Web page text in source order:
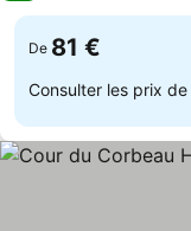
De 81 €
Consulter les prix de